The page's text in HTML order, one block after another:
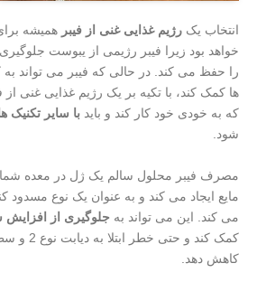
انتخاب یک رژیم غذایی غنی از فیبر همیشه
خواهد بود زیرا فیبر رژیمی از یبوست
را حفظ می کند. در حالی که فیبر می تواند
ها کمک کند، با تکیه بر یک رژیم غذایی غنی
که به خودی خود کار کند و باید با سایر
شود.
مصرف فیبر محلول سالم یک ژل در معده
مایع ایجاد می کند و به عنوان یک نوع مسدود
می کند. این می تواند به جلوگیری از افزایش
کمک کند و
کاهش دهد.